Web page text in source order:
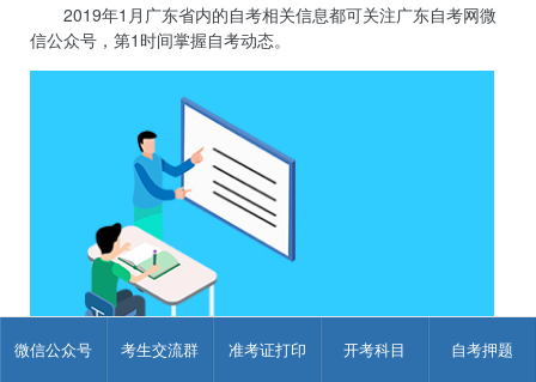
微信公众号 考生交流群 准考证打印 开考科目 自考押题
2019年1月广东省内的自考相关信息都可关注广东自考网微
信公众号，第1时间掌握自考动态。